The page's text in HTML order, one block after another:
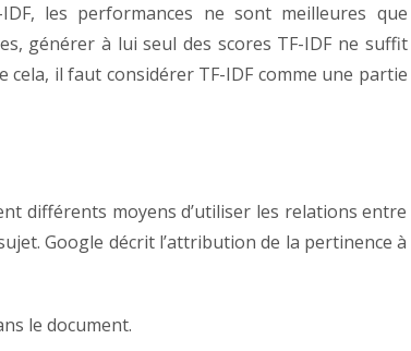
les performances ne sont meilleures que
générer à lui seul des scores TF-IDF ne suffit
cela, il faut considérer TF-IDF comme une partie
différents moyens d’utiliser les relations entre
Google décrit l’attribution de la pertinence à
le document.